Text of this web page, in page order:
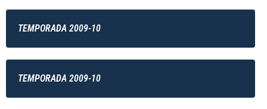
TEMPORADA 2009-10
TEMPORADA 2009-10